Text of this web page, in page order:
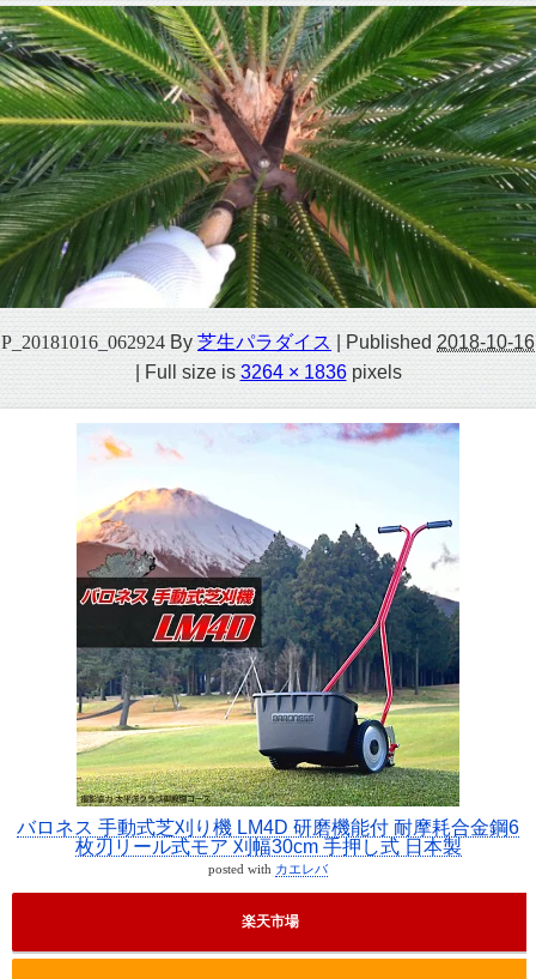
P_20181016_062924 By 芝生パラダイス Published 2018-10-16
| Full size is3264 × 1836pixels
バロネス 手動式芝刈り機 LM4D 研磨機能付 耐摩耗合金鋼6
枚刃リール式モア 刈幅30cm 手押し式 日本製
posted with カエレバ
楽天市場